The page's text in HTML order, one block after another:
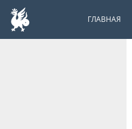
ГЛАВНАЯ